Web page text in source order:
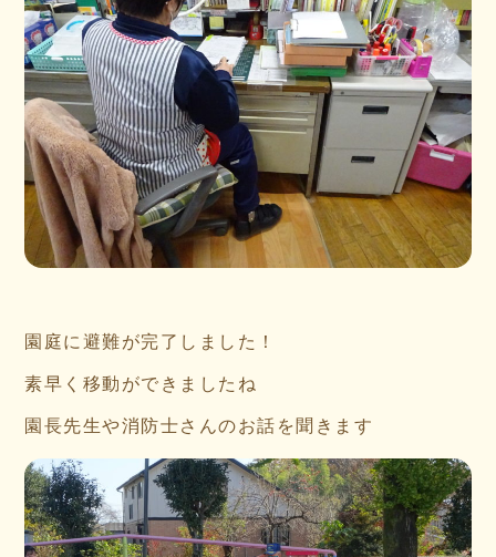
園庭に避難が完了しました！
素早く移動ができましたね
園長先生や消防士さんのお話を聞きます